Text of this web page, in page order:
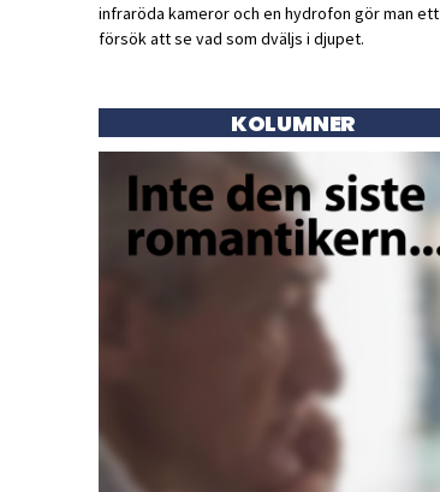
infraröda kameror och en hydrofon gör man ett
försök att se vad som dväljs i djupet.
KOLUMNER